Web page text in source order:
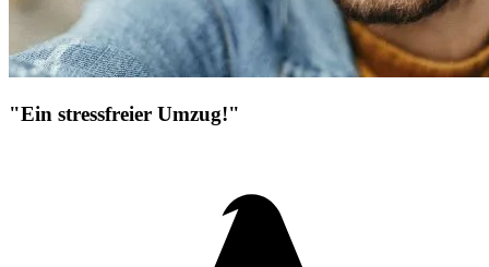
"Ein stressfreier Umzug!"